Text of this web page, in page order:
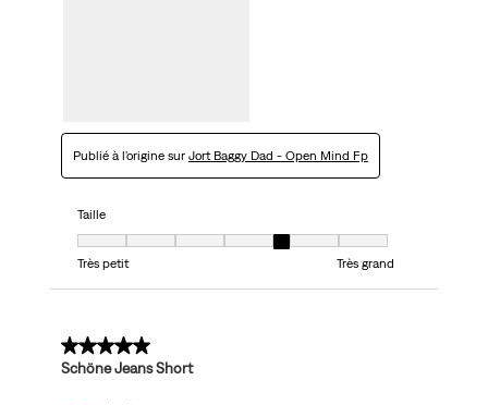
Publié à l'origine sur Jort Baggy Dad - Open Mind Fp
Taille
Taille, 5 sur 7, où 1 est égal à Très petit et 7 est égal à Très grand
Très petit
Très grand
5 sur 5 étoiles.
Schöne Jeans Short